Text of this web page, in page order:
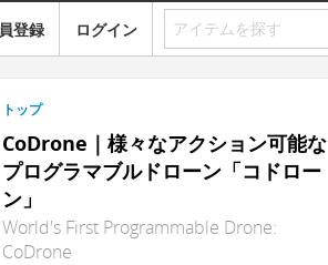
登録 ログイン
トップ
CoDrone｜様々なアクション可能な
プログラマブルドローン「コドロー
ン」
World's First Programmable Drone:
CoDrone